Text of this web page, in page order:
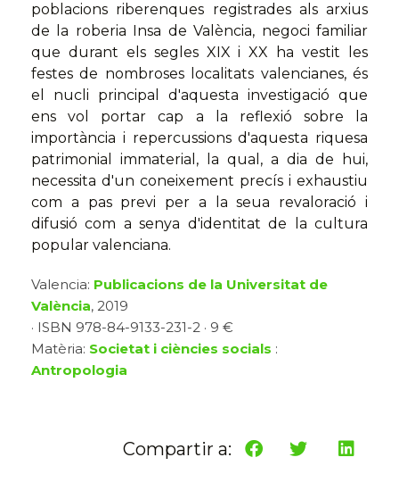
poblacions riberenques registrades als arxius
de la roberia Insa de València, negoci familiar
que durant els segles XIX i XX ha vestit les
festes de nombroses localitats valencianes, és
el nucli principal d'aquesta investigació que
ens vol portar cap a la reflexió sobre la
importància i repercussions d'aquesta riquesa
patrimonial immaterial, la qual, a dia de hui,
necessita d'un coneixement precís i exhaustiu
com a pas previ per a la seua revaloració i
difusió com a senya d'identitat de la cultura
popular valenciana.
Valencia: Publicacions de la Universitat de
València, 2019
· ISBN 978-84-9133-231-2 · 9 €
Matèria: Societat i ciències socials :
Antropologia
Compartir a: